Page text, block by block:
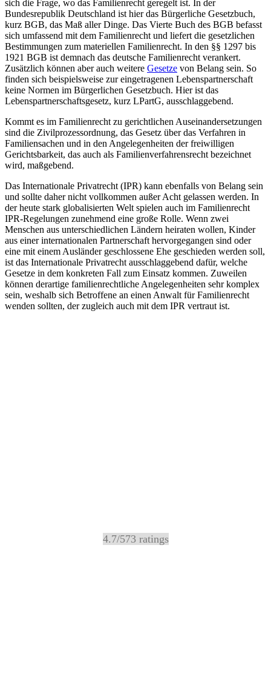
sich die Frage, wo das Familienrecht geregelt ist. In der
Bundesrepublik Deutschland ist hier das Bürgerliche Gesetzbuch,
kurz BGB, das Maß aller Dinge. Das Vierte Buch des BGB befasst
sich umfassend mit dem Familienrecht und liefert die gesetzlichen
Bestimmungen zum materiellen Familienrecht. In den §§ 1297 bis
1921 BGB ist demnach das deutsche Familienrecht verankert.
Zusätzlich können aber auch weitere Gesetze von Belang sein. So
finden sich beispielsweise zur eingetragenen Lebenspartnerschaft
keine Normen im Bürgerlichen Gesetzbuch. Hier ist das
Lebenspartnerschaftsgesetz, kurz LPartG, ausschlaggebend.
Kommt es im Familienrecht zu gerichtlichen Auseinandersetzungen
sind die Zivilprozessordnung, das Gesetz über das Verfahren in
Familiensachen und in den Angelegenheiten der freiwilligen
Gerichtsbarkeit, das auch als Familienverfahrensrecht bezeichnet
wird, maßgebend.
Das Internationale Privatrecht (IPR) kann ebenfalls von Belang sein
und sollte daher nicht vollkommen außer Acht gelassen werden. In
der heute stark globalisierten Welt spielen auch im Familienrecht
IPR-Regelungen zunehmend eine große Rolle. Wenn zwei
Menschen aus unterschiedlichen Ländern heiraten wollen, Kinder
aus einer internationalen Partnerschaft hervorgegangen sind oder
eine mit einem Ausländer geschlossene Ehe geschieden werden soll,
ist das Internationale Privatrecht ausschlaggebend dafür, welche
Gesetze in dem konkreten Fall zum Einsatz kommen. Zuweilen
können derartige familienrechtliche Angelegenheiten sehr komplex
sein, weshalb sich Betroffene an einen Anwalt für Familienrecht
wenden sollten, der zugleich auch mit dem IPR vertraut ist.
4.7/573ratings